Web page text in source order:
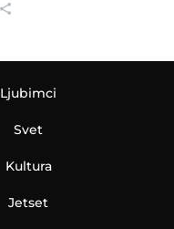
Ljubimci
Svet
Kultura
Jetset